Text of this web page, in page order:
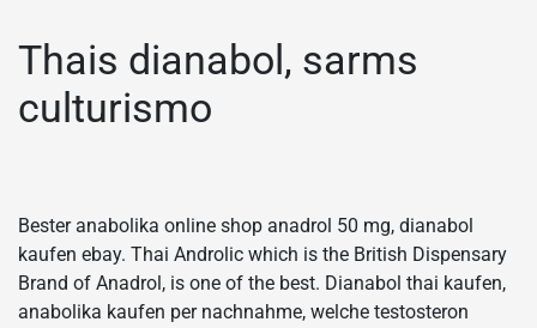
Thais dianabol, sarms
culturismo
Bester anabolika online shop anadrol 50 mg, dianabol
kaufen ebay. Thai Androlic which is the British Dispensary
Brand of Anadrol, is one of the best. Dianabol thai kaufen,
anabolika kaufen per nachnahme, welche testosteron